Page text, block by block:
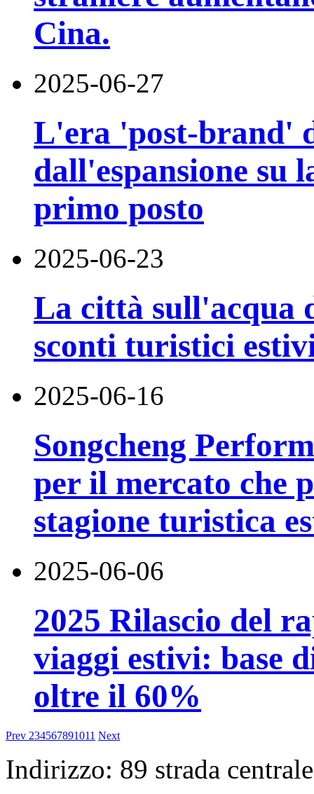
Cina.
2025-06-27
L'era 'post-brand'
dall'espansione su
primo posto
2025-06-23
La città sull'acqua
sconti turistici
2025-06-16
Songcheng
per il mercato che
stagione turistica
2025-06-06
2025 Rilascio del
viaggi estivi: base
oltre il 60%
Prev 234567891011 Next
Indirizzo: 89 strada